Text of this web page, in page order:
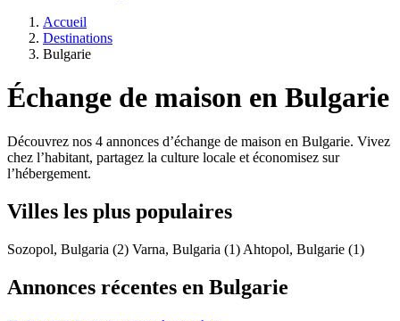
Accueil
Destinations
Bulgarie
Échange de maison en Bulgarie
Découvrez nos 4 annonces d’échange de maison en Bulgarie. Vivez
chez l’habitant, partagez la culture locale et économisez sur
l’hébergement.
Villes les plus populaires
Sozopol, Bulgaria (2) Varna, Bulgaria (1) Ahtopol, Bulgarie (1)
Annonces récentes en Bulgarie